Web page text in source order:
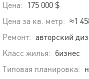
Цена:
175 000 $
Цена за кв. метр: ≈1
Ремонт: авторский
Класс жилья: бизнес
Типовая планировка: